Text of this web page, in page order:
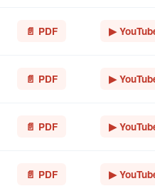
📄 PDF ▶
📄 PDF ▶
📄 PDF ▶
📄 PDF ▶